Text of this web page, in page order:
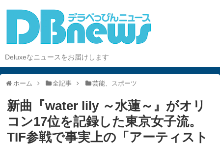
Deluxeなニュースをお届けします
ホーム 全記事 芸能、スポーツ
新曲『water lily ～水蓮～』がオリ
コン17位を記録した東京女子流。
TIF参戦で事実上の「アーティスト